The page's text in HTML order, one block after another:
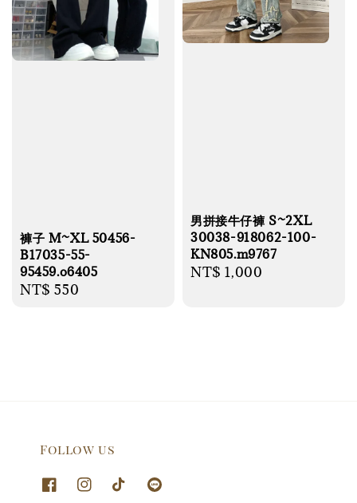
褲子 M~XL 50456-
B17035-55-
95459.o6405
Regular
NT$ 550
男拼接牛仔褲 S~2XL
30038-918062-100-
KN805.m9767
Regular
NT$ 1,000
Follow us